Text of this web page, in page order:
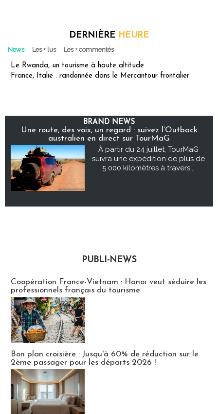
DERNIÈRE HEURE
News Les + lus Les + commentés
Le Rwanda, un tourisme à haute altitude
France, Italie : randonnée dans le Mercantour frontalier
BRAND NEWS
Une route, des voix, un regard : suivez l’Outback
australien en direct sur TourMaG
À partir du 24 juillet, TourMaG
suivra une expédition de plus de
5 000 kilomètres à travers...
PUBLI-NEWS
Coopération France-Vietnam : Hanoï veut séduire les
professionnels français du tourisme
Bon plan croisière : Jusqu'à 60% de réduction sur le
2ème passager pour les départs 2026 !